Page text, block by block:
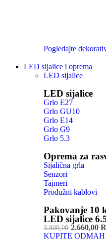
Pogledajte
LED sijalice i oprema
LED sijalice
LED sijalice
Grlo E27
Grlo GU10
Grlo E14
Grlo G9
Grlo 5.3
Oprema za
Sijalična grla
Senzori
Tajmeri
Produžni kablovi
Pakovanje 10
LED sijalice
3.800,002.660,00
KUPITE ODMAH